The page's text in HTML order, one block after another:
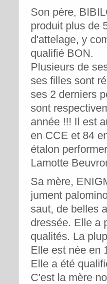
Son père,
produit plus de
d'attelage, y
qualifié BON.
Plusieurs de
ses filles sont
ses 2 derniers
sont
année !!! Il est
en CCE et 84
étalon
Lamotte
Sa mère,
jument
saut, de belles
dressée. Elle a
qualités. La
Elle est née en
Elle a été
C'est la mère